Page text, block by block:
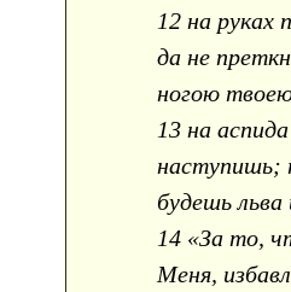
12 на руках
да не
ногою
13 на
наступишь;
будешь льва
14 «За то,
Меня,